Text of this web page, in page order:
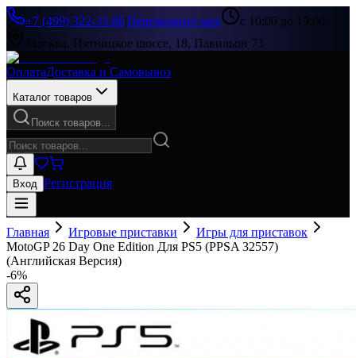
+7 (499) 322-33-86|Перезвоните мне
с 10:00 до 19:00
Москва, Пятницкое шоссе, 18, Павильон 73
ОплатаДоставка и Самовывоз
Каталог товаров
Поиск товаров...
Вход Регистрация
Главная Игровые приставки
Игры для приставок
MotoGP 26 Day One Edition Для PS5 (PPSA 32557)
(Английская Версия)
-6%